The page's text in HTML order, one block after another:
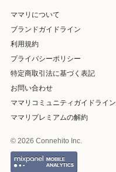
ママリについて
ブランドガイドライン
利用規約
プライバシーポリシー
特定商取引法に基づく表記
お問い合わせ
ママリコミュニティガイドライン
ママリプレミアムの解約
© 2026 Connehito Inc.